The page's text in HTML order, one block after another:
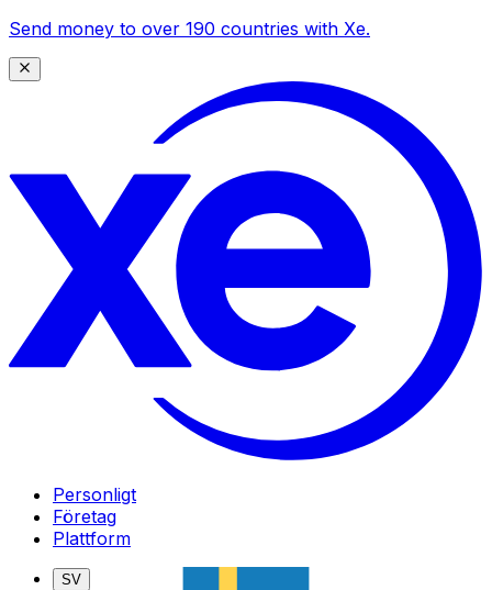
Send money to over 190 countries with Xe.
Personligt
Företag
Plattform
SV